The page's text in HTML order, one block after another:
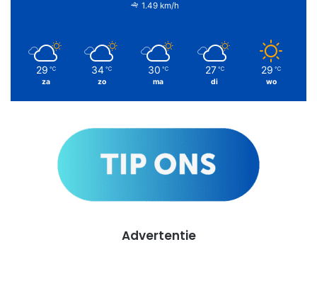
1.49 km/h
29 ℃
za
34 ℃
zo
30 ℃
ma
27 ℃
di
29 ℃
wo
Advertentie